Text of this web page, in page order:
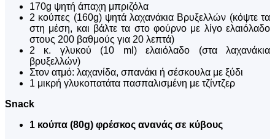
170g ψητή άπαχη μπριζόλα
2 κούπες (160g) ψητά λαχανάκια Βρυξελλών (κόψτε τα
στη μέση, και βάλτε τα στο φούρνο με λίγο ελαιόλαδο
στους 200 βαθμούς για 20 λεπτά)
2 κ. γλυκού (10 ml) ελαιόλαδο (στα λαχανάκια
βρυξελλών)
Στον ατμό: λαχανίδα, σπανάκι ή σέσκουλα με ξύδι
1 μικρή γλυκοπατάτα πασπαλισμένη με τζίντζερ
Snack
1 κούπα (80g) φρέσκος ανανάς σε κύβους